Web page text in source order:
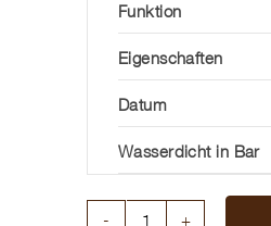
Funktion
Eigenschaften
Datum
Wasserdicht in Bar